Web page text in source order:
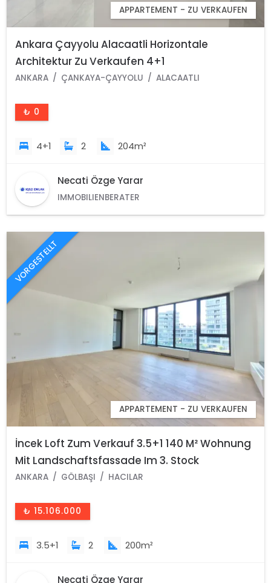
APPARTEMENT - ZU VERKAUFEN
Ankara Çayyolu Alacaatli Horizontale
Architektur Zu Verkaufen 4+1
ANKARA ÇANKAYA-ÇAYYOLU ALACAATLI
₺ 0
4+1 2 204m²
Necati Özge Yarar
IMMOBILIENBERATER
VORGESTELLT
APPARTEMENT - ZU VERKAUFEN
İncek Loft Zum Verkauf 3.5+1 140 M² Wohnung
Mit Landschaftsfassade Im 3. Stock
ANKARA GÖLBAŞI HACILAR
₺ 15.106.000
3.5+1 2 200m²
Necati Özge Yarar